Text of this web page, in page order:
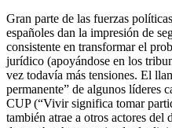
Gran parte de las fuerzas
españoles dan la impresión de
consistente en transformar el
jurídico (apoyándose en los
vez todavía más tensiones. El
permanente” de algunos líderes
CUP (“Vivir significa tomar
también atrae a otros actores del